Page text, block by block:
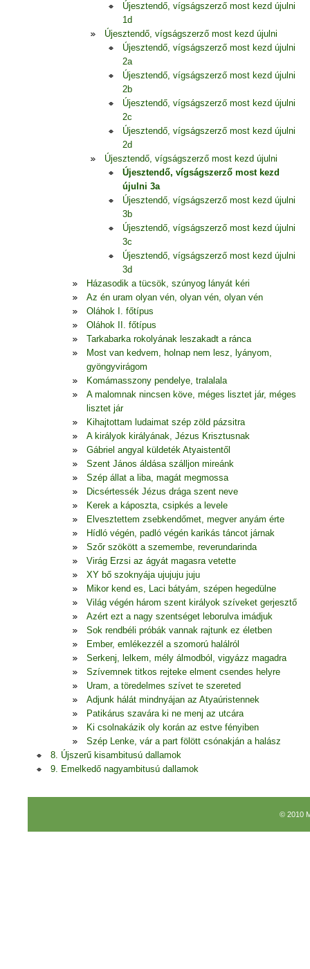
Újesztendő, vígságszerző most kezd újulni
1d
Újesztendő, vígságszerző most kezd újulni
Újesztendő, vígságszerző most kezd újulni
2a
Újesztendő, vígságszerző most kezd újulni
2b
Újesztendő, vígságszerző most kezd újulni
2c
Újesztendő, vígságszerző most kezd újulni
2d
Újesztendő, vígságszerző most kezd újulni
Újesztendő, vígságszerző most kezd
újulni 3a
Újesztendő, vígságszerző most kezd újulni
3b
Újesztendő, vígságszerző most kezd újulni
3c
Újesztendő, vígságszerző most kezd újulni
3d
Házasodik a tücsök, szúnyog lányát kéri
Az én uram olyan vén, olyan vén, olyan vén
Oláhok I. főtípus
Oláhok II. főtípus
Tarkabarka rokolyának leszakadt a ránca
Most van kedvem, holnap nem lesz, lyányom,
gyöngyvirágom
Komámasszony pendelye, tralalala
A malomnak nincsen köve, méges lisztet jár, méges
lisztet jár
Kihajtottam ludaimat szép zöld pázsitra
A királyok királyának, Jézus Krisztusnak
Gábriel angyal küldeték Atyaistentől
Szent János áldása szálljon mireánk
Szép állat a liba, magát megmossa
Dicsértessék Jézus drága szent neve
Kerek a káposzta, csipkés a levele
Elvesztettem zsebkendőmet, megver anyám érte
Hídló végén, padló végén karikás táncot járnak
Szőr szökött a szemembe, reverundarinda
Virág Erzsi az ágyát magasra vetette
XY bő szoknyája ujujuju juju
Mikor kend es, Laci bátyám, szépen hegedülne
Világ végén három szent királyok szíveket gerjesztő
Azért ezt a nagy szentséget leborulva imádjuk
Sok rendbéli próbák vannak rajtunk ez életben
Ember, emlékezzél a szomorú halálról
Serkenj, lelkem, mély álmodból, vigyázz magadra
Szívemnek titkos rejteke elment csendes helyre
Uram, a töredelmes szívet te szereted
Adjunk hálát mindnyájan az Atyaúristennek
Patikárus szavára ki ne menj az utcára
Ki csolnakázik oly korán az estve fényiben
Szép Lenke, vár a part fölött csónakján a halász
8. Újszerű kisambitusú dallamok
9. Emelkedő nagyambitusú dallamok
© 2010